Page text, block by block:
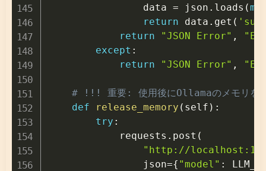
                data
= json . loads (
return data . get (
return
"JSON Error" ,
except :
return
"JSON Error" ,
# !!! 重要: 使用後にOllamaのメモリを強
def
release_memory ( self ) :
try :
            requests
. post (
"http://
                json
={ "model" :